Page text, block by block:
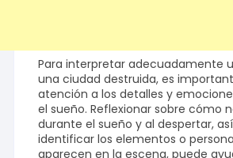
Para interpretar adecuadamente
una ciudad destruida, es
atención a los detalles y
el sueño. Reflexionar sobre cómo
durante el sueño y al despertar,
identificar los elementos o
aparecen en la escena, puede